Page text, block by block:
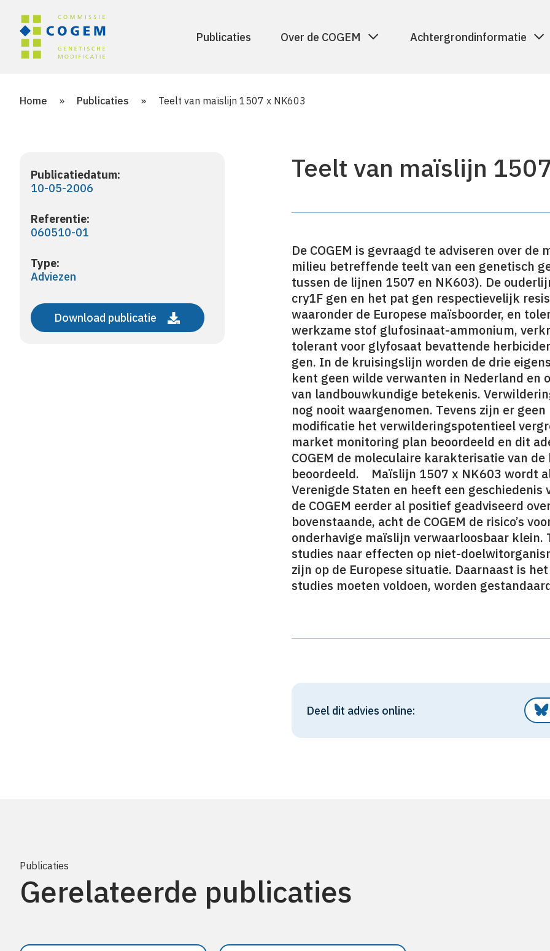
Publicaties Over de COGEM Achtergrondinformatie
Home » Publicaties » Teelt van maïslijn 1507 x NK603
Publicatiedatum:
10-05-2006
Referentie:
060510-01
Type:
Adviezen
Download publicatie
Teelt van maïslijn
De COGEM is gevraagd te adviseren over de
milieu betreffende teelt van een genetisch
tussen de lijnen 1507 en NK603). De
cry1F gen en het pat gen respectievelijk
waaronder de Europese maïsboorder, en
werkzame stof glufosinaat-ammonium,
tolerant voor glyfosaat bevattende
gen. In de kruisingslijn worden de drie
kent geen wilde verwanten in Nederland en
van landbouwkundige betekenis.
nog nooit waargenomen. Tevens zijn er
modificatie het verwilderingspotentieel
market monitoring plan beoordeeld en dit
COGEM de moleculaire karakterisatie van
beoordeeld. Maïslijn 1507 x NK603 wordt
Verenigde Staten en heeft een
de COGEM eerder al positief geadviseerd
bovenstaande, acht de COGEM de risico’s
onderhavige maïslijn verwaarloosbaar klein.
studies naar effecten op niet-
zijn op de Europese situatie. Daarnaast is
studies moeten voldoen, worden
Deel dit advies online:
Publicaties
Gerelateerde publicaties